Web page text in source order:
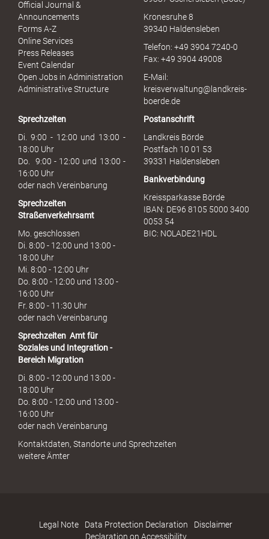
s
u
h
Official Journal &
Announcements
Forms A-Z
Online Services
Press Releases
Event Calendar
Open Jobs in Administration
Administrative Structure
Kronesruhe 8
39340 Haldensleben
Telefon: +49 3904 7240-0
Fax: +49 3904 49008
E-Mail:
kreisverwaltung@landkreis-
boerde.de
Sprechzeiten
Di. 9:00 - 12:00 und 13:00 -
18:00 Uhr
Do. 9:00 - 12:00 und 13:00 -
16:00 Uhr
oder nach Vereinbarung
Sprechzeiten
Straßenverkehrsamt
Mo. geschlossen
Di. 8:00 - 12:00 und 13:00 -
18:00 Uhr
Mi. 8:00 - 12:00 Uhr
Do. 8:00 - 12:00 und 13:00 -
16:00 Uhr
Fr. 8:00 - 11:30 Uhr
oder nach Vereinbarung
Sprechzeiten Amt für
Soziales und Integration -
Bereich Migration
Di. 8:00 - 12:00 und 13:00 -
18:00 Uhr
Do. 8:00 - 12:00 und 13:00 -
16:00 Uhr
oder nach Vereinbarung
Postanschrift
Landkreis Börde
Postfach 10 01 53
39331 Haldensleben
Bankverbindung
Kreissparkasse Börde
IBAN: DE96 8105 5000 3400
0053 54
BIC: NOLADE21HDL
Kontaktdaten, Standorte und Sprechzeiten
weitere Ämter
Legal Note Data Protection Declaration
Disclaimer
Declaration on Accessibility